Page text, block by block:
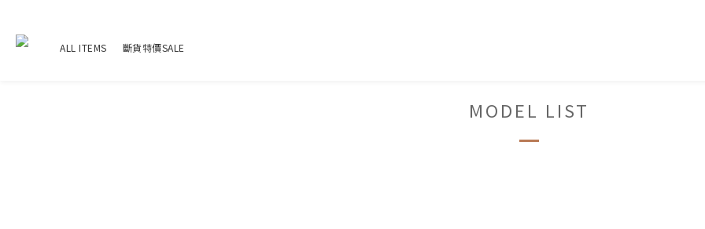
ALL ITEMS 斷貨特價SALE
MODEL LIST